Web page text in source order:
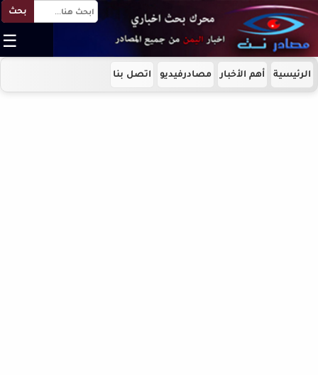
بحث
☰
الرئيسية أهم الأخبار مصادرفيديو اتصل بنا